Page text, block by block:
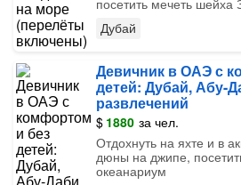
посетить мечеть шейха
Дубай
Девичник в ОАЭ с
детей: Дубай, Абу-
развлечений
$ 1880 за чел.
Отдохнуть на яхте и в
дюны на джипе,
океанариум